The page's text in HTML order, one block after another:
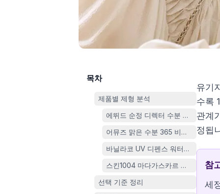
목차
제품별 제형 분석
에뛰드 순정 디렉터 수분 선크림
어뮤즈 맑은 수분 365 비건 선크림
바닐라코 UV 디펜스 워터프루프 선
스킨1004 마다가스카르 센텔라 히
선택 기준 정리
유기
수록
관계
정됩
참
세